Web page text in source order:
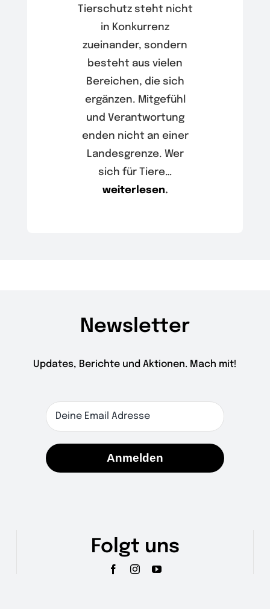
Tierschutz steht nicht
in Konkurrenz
zueinander, sondern
besteht aus vielen
Bereichen, die sich
ergänzen. Mitgefühl
und Verantwortung
enden nicht an einer
Landesgrenze. Wer
sich für Tiere…
weiterlesen.
Newsletter
Updates, Berichte und Aktionen. Mach mit!
Anmelden
Folgt uns